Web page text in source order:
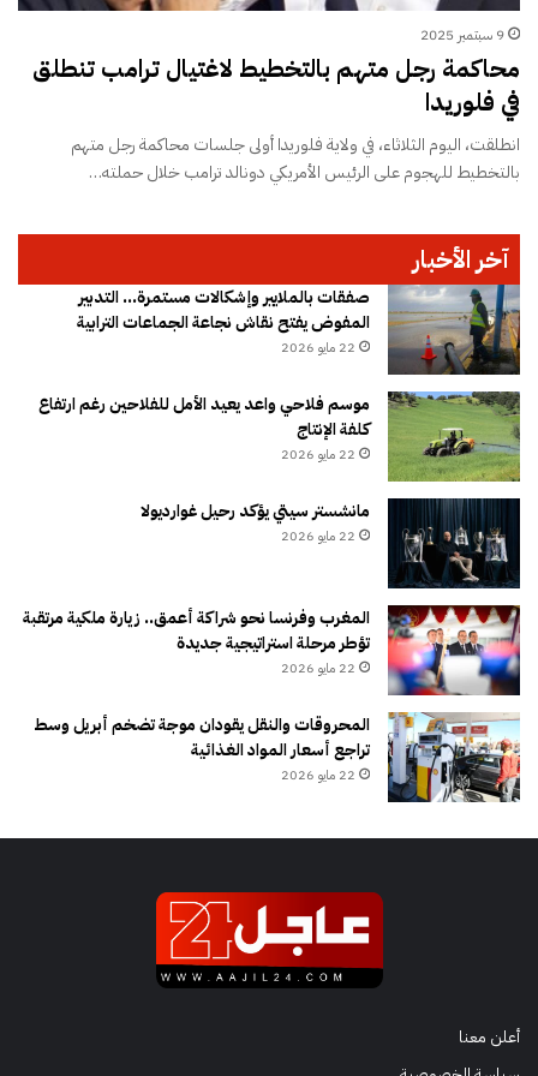
9 سبتمبر 2025
محاكمة رجل متهم بالتخطيط لاغتيال ترامب تنطلق
في فلوريدا
انطلقت، اليوم الثلاثاء، في ولاية فلوريدا أولى جلسات محاكمة رجل متهم
بالتخطيط للهجوم على الرئيس الأمريكي دونالد ترامب خلال حملته…
آخر الأخبار
صفقات بالملايير وإشكالات مستمرة… التدبير
المفوض يفتح نقاش نجاعة الجماعات الترابية
22 مايو 2026
موسم فلاحي واعد يعيد الأمل للفلاحين رغم ارتفاع
كلفة الإنتاج
22 مايو 2026
مانشستر سيتي يؤكد رحيل غوارديولا
22 مايو 2026
المغرب وفرنسا نحو شراكة أعمق.. زيارة ملكية مرتقبة
تؤطر مرحلة استراتيجية جديدة
22 مايو 2026
المحروقات والنقل يقودان موجة تضخم أبريل وسط
تراجع أسعار المواد الغذائية
22 مايو 2026
أعلن معنا